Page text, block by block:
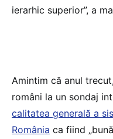
ierarhic superior”, a
Amintim că anul
români la un sondaj
calitatea generală a
România ca fiind